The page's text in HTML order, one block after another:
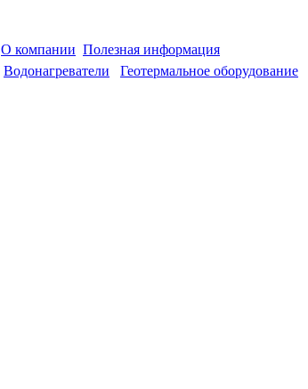
О компании Полезная информация
Водонагреватели Геотермальное оборудование